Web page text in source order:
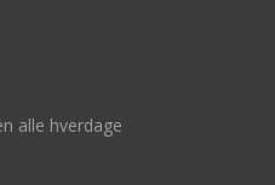
alle hverdage